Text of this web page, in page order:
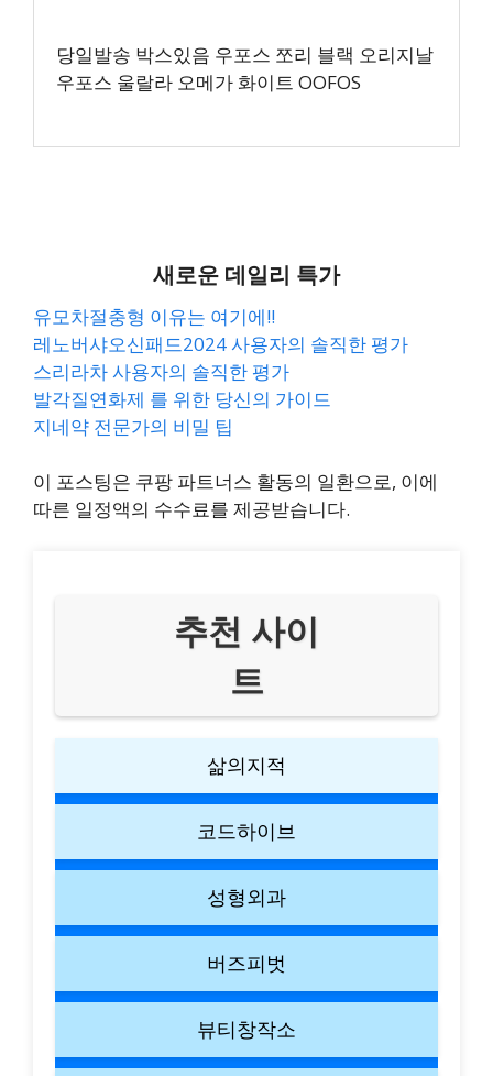
당일발송 박스있음 우포스 쪼리 블랙 오리지날
우포스 울랄라 오메가 화이트 OOFOS
새로운 데일리 특가
유모차절충형 이유는 여기에!!
레노버샤오신패드2024 사용자의 솔직한 평가
스리라차 사용자의 솔직한 평가
발각질연화제 를 위한 당신의 가이드
지네약 전문가의 비밀 팁
이 포스팅은 쿠팡 파트너스 활동의 일환으로, 이에
따른 일정액의 수수료를 제공받습니다.
추천 사이
트
삶의지적
코드하이브
성형외과
버즈피벗
뷰티창작소